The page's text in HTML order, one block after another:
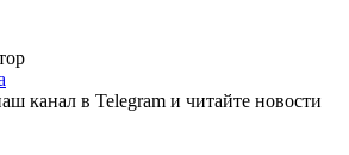
канал в Telegram и читайте новости